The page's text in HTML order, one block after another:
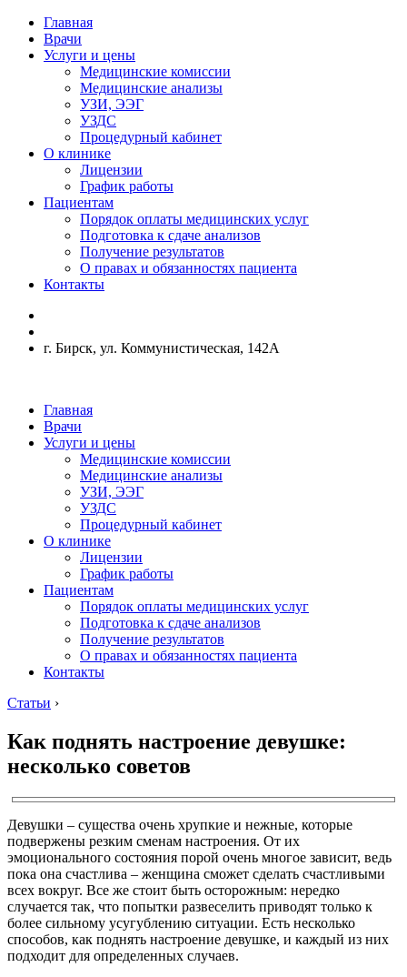
Главная
Врачи
Услуги и цены
Медицинские комиссии
Медицинские анализы
УЗИ, ЭЭГ
УЗДС
Процедурный кабинет
О клинике
Лицензии
График работы
Пациентам
Порядок оплаты медицинских услуг
Подготовка к сдаче анализов
Получение результатов
О правах и обязанностях пациента
Контакты
г. Бирск, ул. Коммунистическая, 142А
Главная
Врачи
Услуги и цены
Медицинские комиссии
Медицинские анализы
УЗИ, ЭЭГ
УЗДС
Процедурный кабинет
О клинике
Лицензии
График работы
Пациентам
Порядок оплаты медицинских услуг
Подготовка к сдаче анализов
Получение результатов
О правах и обязанностях пациента
Контакты
Статьи ›
Как поднять настроение девушке:
несколько советов
Девушки – существа очень хрупкие и нежные, которые
подвержены резким сменам настроения. От их
эмоционального состояния порой очень многое зависит, ведь
пока она счастлива – женщина сможет сделать счастливыми
всех вокруг. Все же стоит быть осторожным: нередко
случается так, что попытки развеселить приводят только к
более сильному усугублению ситуации. Есть несколько
способов, как поднять настроение девушке, и каждый из них
подходит для определенных случаев.